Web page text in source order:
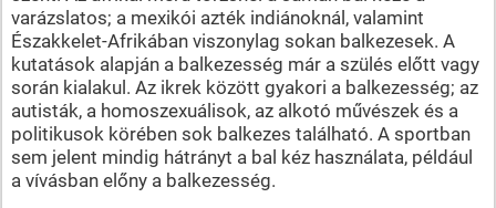
varázslatos; a mexikói azték indiánoknál, valamint
Északkelet-Afrikában viszonylag sokan balkezesek. A
kutatások alapján a balkezesség már a szülés előtt vagy
során kialakul. Az ikrek között gyakori a balkezesség; az
autisták, a homoszexuálisok, az alkotó művészek és a
politikusok körében sok balkezes található. A sportban
sem jelent mindig hátrányt a bal kéz használata, például
a vívásban előny a balkezesség.